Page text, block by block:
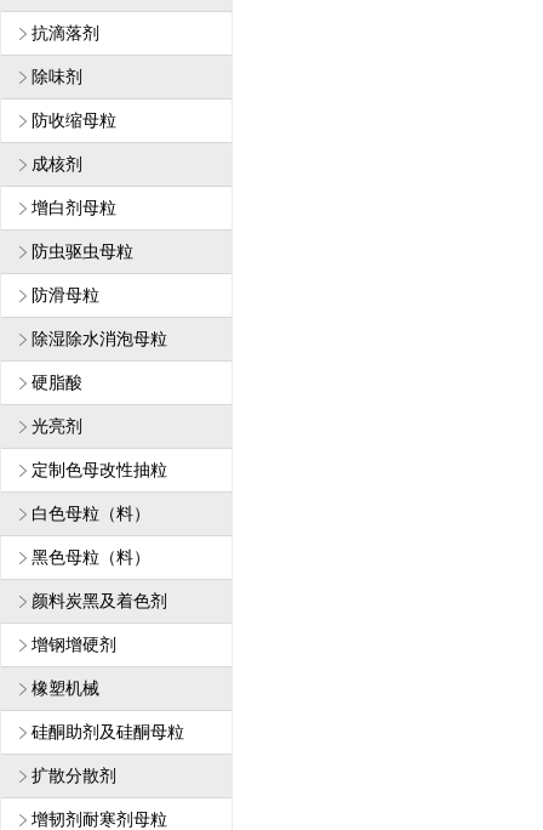
抗滴落剂
除味剂
防收缩母粒
成核剂
增白剂母粒
防虫驱虫母粒
防滑母粒
除湿除水消泡母粒
硬脂酸
光亮剂
定制色母改性抽粒
白色母粒（料）
黑色母粒（料）
颜料炭黑及着色剂
增钢增硬剂
橡塑机械
硅酮助剂及硅酮母粒
扩散分散剂
增韧剂耐寒剂母粒